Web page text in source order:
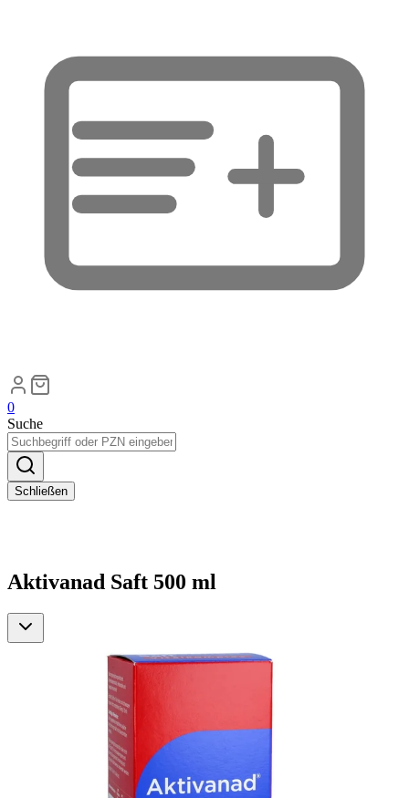
0
Suche
Schließen
Aktivanad Saft 500 ml